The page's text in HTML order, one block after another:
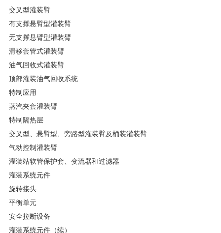
交叉型灌装臂
有支撑悬臂型灌装臂
无支撑悬臂型灌装臂
滑移套管式灌装臂
油气回收式灌装臂
顶部灌装油气回收系统
特制应用
蒸汽夹套灌装臂
特制隔热层
交叉型、悬臂型、旁路型灌装臂及桶装灌装臂
气动控制灌装臂
灌装站软管保护套、变流器和过滤器
灌装系统元件
旋转接头
平衡单元
安全拉断设备
灌装系统元件（续）